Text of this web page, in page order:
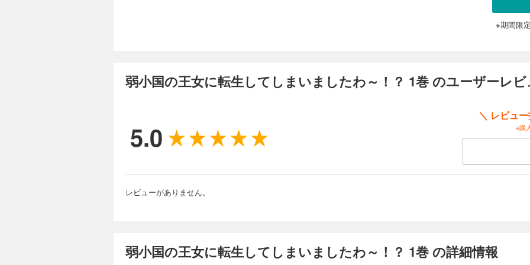
※期間限
弱小国の王女に転生してしまいましたわ～！？ 1巻 のユーザーレ
5.0
＼ レビュ
※購
レビューがありません。
弱小国の王女に転生してしまいましたわ～！？ 1巻 の詳細情報